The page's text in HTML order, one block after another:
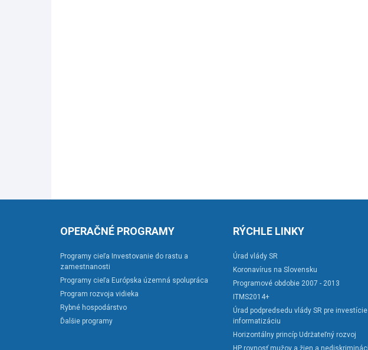
OPERAČNÉ PROGRAMY
Programy cieľa Investovanie do rastu a
zamestnanosti
Programy cieľa Európska územná spolupráca
Program rozvoja vidieka
Rybné hospodárstvo
Ďalšie programy
RÝCHLE LINKY
Úrad vlády SR
Koronavírus na Slovensku
Programové obdobie 2007 - 2013
ITMS2014+
Úrad podpredsedu vlády SR pre investície
informatizáciu
Horizontálny princíp Udržateľný rozvoj
HP rovnosť mužov a žien a